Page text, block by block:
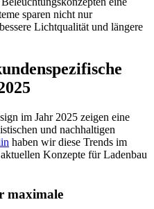
sparen nicht nur
Lichtqualität und längere
im Jahr 2025 zeigen eine
und nachhaltigen
haben wir diese Trends im
Konzepte für Ladenbau
maximale